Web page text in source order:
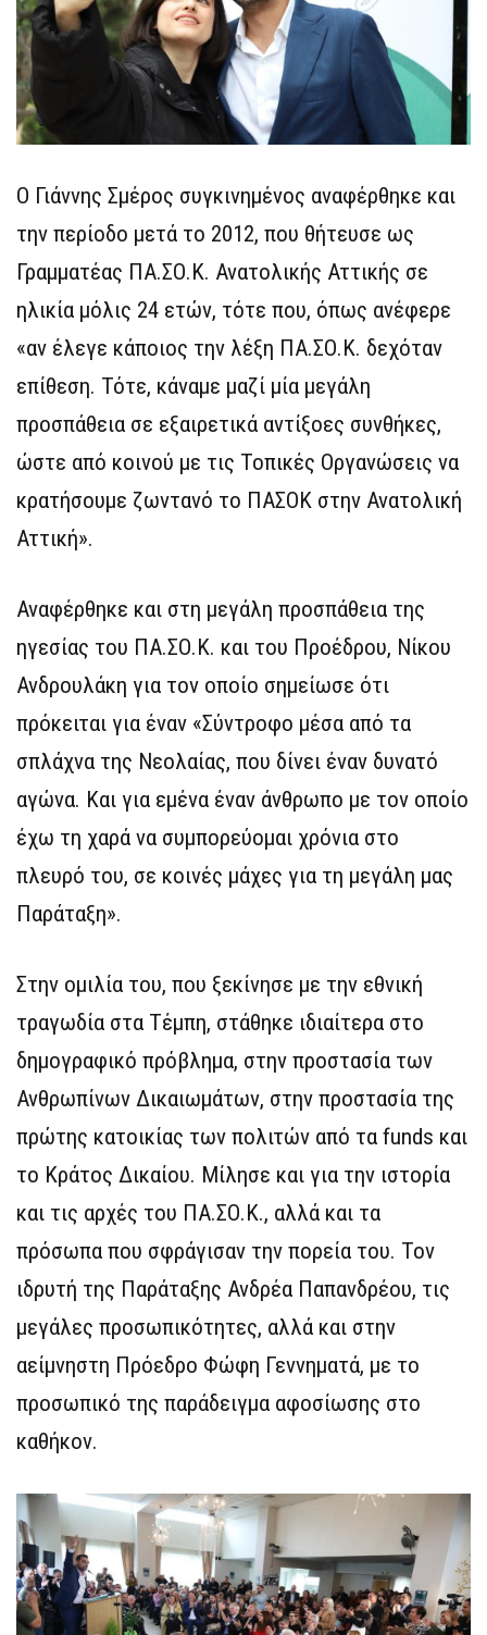
Ο Γιάννης Σμέρος συγκινημένος αναφέρθηκε και
την περίοδο μετά το 2012, που θήτευσε ως
Γραμματέας ΠΑ.ΣΟ.Κ. Ανατολικής Αττικής σε
ηλικία μόλις 24 ετών, τότε που, όπως ανέφερε
«αν έλεγε κάποιος την λέξη ΠΑ.ΣΟ.Κ. δεχόταν
επίθεση. Τότε, κάναμε μαζί μία μεγάλη
προσπάθεια σε εξαιρετικά αντίξοες συνθήκες,
ώστε από κοινού με τις Τοπικές Οργανώσεις να
κρατήσουμε ζωντανό το ΠΑΣΟΚ στην Ανατολική
Αττική».
Αναφέρθηκε και στη μεγάλη προσπάθεια της
ηγεσίας του ΠΑ.ΣΟ.Κ. και του Προέδρου, Νίκου
Ανδρουλάκη για τον οποίο σημείωσε ότι
πρόκειται για έναν «Σύντροφο μέσα από τα
σπλάχνα της Νεολαίας, που δίνει έναν δυνατό
αγώνα. Και για εμένα έναν άνθρωπο με τον οποίο
έχω τη χαρά να συμπορεύομαι χρόνια στο
πλευρό του, σε κοινές μάχες για τη μεγάλη μας
Παράταξη».
Στην ομιλία του, που ξεκίνησε με την εθνική
τραγωδία στα Τέμπη, στάθηκε ιδιαίτερα στο
δημογραφικό πρόβλημα, στην προστασία των
Ανθρωπίνων Δικαιωμάτων, στην προστασία της
πρώτης κατοικίας των πολιτών από τα funds και
το Κράτος Δικαίου. Μίλησε και για την ιστορία
και τις αρχές του ΠΑ.ΣΟ.Κ., αλλά και τα
πρόσωπα που σφράγισαν την πορεία του. Τον
ιδρυτή της Παράταξης Ανδρέα Παπανδρέου, τις
μεγάλες προσωπικότητες, αλλά και στην
αείμνηστη Πρόεδρο Φώφη Γεννηματά, με το
προσωπικό της παράδειγμα αφοσίωσης στο
καθήκον.